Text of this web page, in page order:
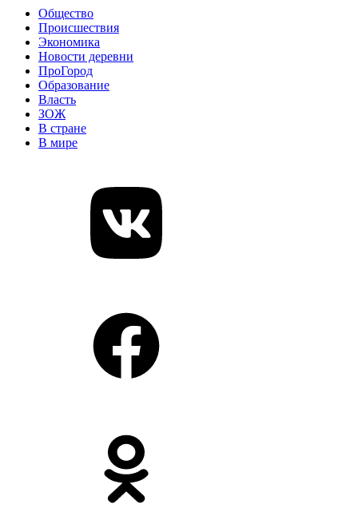
Общество
Происшествия
Экономика
Новости деревни
ПроГород
Образование
Власть
ЗОЖ
В стране
В мире